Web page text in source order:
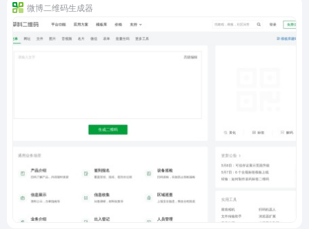
微博二维码生成器